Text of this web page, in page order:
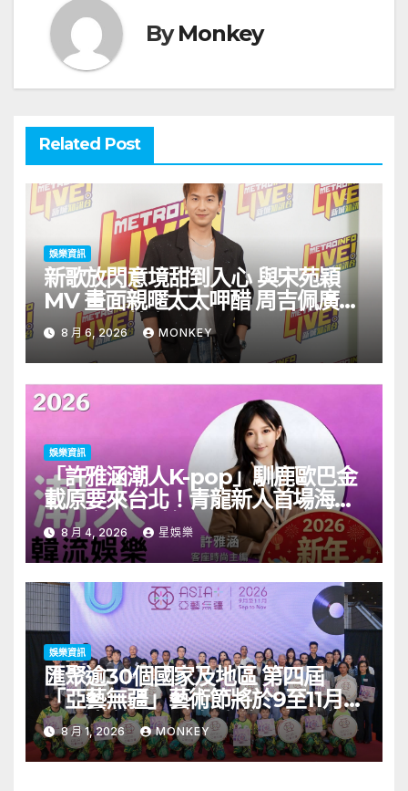
ByMonkey
Related Post
娛樂資訊
新歌放閃意境甜到入心 與宋苑穎
MV 畫面親暱太太呷醋 周吉佩廣州
一日三場熱血 Busking
8 月 6, 2026 MONKEY
娛樂資訊
「許雅涵潮人K-pop」馴鹿歐巴金
載原要來台北！青龍新人首場海外
見面會8/9開搶
8 月 4, 2026 星娛樂
娛樂資訊
匯聚逾30個國家及地區 第四屆
「亞藝無疆」藝術節將於9至11月舉
行 開幕節目《三角演義》音樂會演
出陣容包括王雙駿夥拍恭碩良 聯同
來自蒙古的Uuhai、韓國的KARDI
8 月 1, 2026 MONKEY